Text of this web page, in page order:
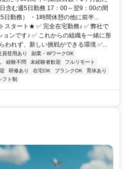
含む週5日勤務 17：00～翌9：00の間
勤務） ・1時間休憩の他に前半...
スタート★ ✅ 完全在宅勤務♪ ✅ 弊社で
ョンです♪ ✅ これからの組織を一緒に形
われず、新しい挑戦ができる環境 ✅...
員登用あり
副業・WワークOK
経験不問 未経験者歓迎
フルリモート
研修あり 在宅OK ブランクOK
育休あり
フト制